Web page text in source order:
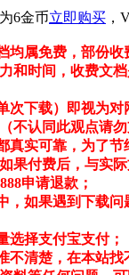
6金币立即购买 ，
均属免费，部份
和时间，收费文
次下载）即视为对
不认同此观点请
真实可靠，为了
果付费后，与实
申请退款；
，如果遇到下载
选择支付宝支付；
不清楚，在本站找